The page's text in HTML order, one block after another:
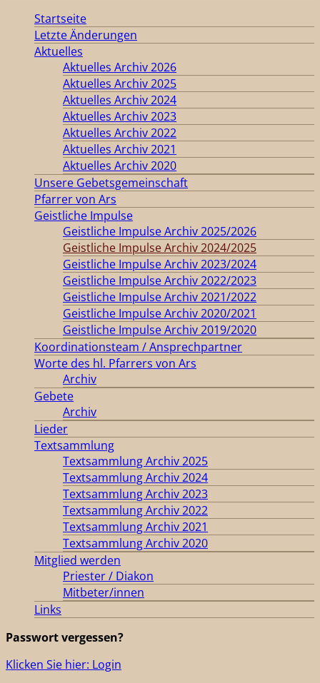
Startseite
Letzte Änderungen
Aktuelles
Aktuelles Archiv 2026
Aktuelles Archiv 2025
Aktuelles Archiv 2024
Aktuelles Archiv 2023
Aktuelles Archiv 2022
Aktuelles Archiv 2021
Aktuelles Archiv 2020
Unsere Gebetsgemeinschaft
Pfarrer von Ars
Geistliche Impulse
Geistliche Impulse Archiv 2025/2026
Geistliche Impulse Archiv 2024/2025
Geistliche Impulse Archiv 2023/2024
Geistliche Impulse Archiv 2022/2023
Geistliche Impulse Archiv 2021/2022
Geistliche Impulse Archiv 2020/2021
Geistliche Impulse Archiv 2019/2020
Koordinationsteam / Ansprechpartner
Worte des hl. Pfarrers von Ars
Archiv
Gebete
Archiv
Lieder
Textsammlung
Textsammlung Archiv 2025
Textsammlung Archiv 2024
Textsammlung Archiv 2023
Textsammlung Archiv 2022
Textsammlung Archiv 2021
Textsammlung Archiv 2020
Mitglied werden
Priester / Diakon
Mitbeter/innen
Links
Passwort vergessen?
Klicken Sie hier: Login